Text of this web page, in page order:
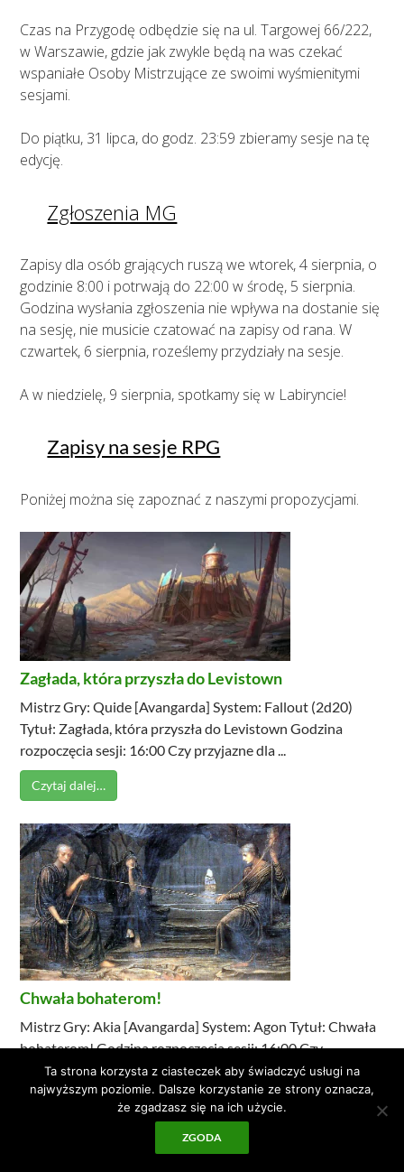
Czas na Przygodę odbędzie się na ul. Targowej 66/222,
w Warszawie, gdzie jak zwykle będą na was czekać
wspaniałe Osoby Mistrzujące ze swoimi wyśmienitymi
sesjami.
Do piątku, 31 lipca, do godz. 23:59 zbieramy sesje na tę
edycję.
Zgłoszenia MG
Zapisy dla osób grających ruszą we wtorek, 4 sierpnia, o
godzinie 8:00 i potrwają do 22:00 w środę, 5 sierpnia.
Godzina wysłania zgłoszenia nie wpływa na dostanie się
na sesję, nie musicie czatować na zapisy od rana. W
czwartek, 6 sierpnia, roześlemy przydziały na sesje.
A w niedzielę, 9 sierpnia, spotkamy się w Labiryncie!
Zapisy na sesje RPG
Poniżej można się zapoznać z naszymi propozycjami.
Zagłada, która przyszła do Levistown
Mistrz Gry: Quide [Avangarda] System: Fallout (2d20)
Tytuł: Zagłada, która przyszła do Levistown Godzina
rozpoczęcia sesji: 16:00 Czy przyjazne dla ...
Czytaj dalej…
Chwała bohaterom!
Mistrz Gry: Akia [Avangarda] System: Agon Tytuł: Chwała
bohaterom! Godzina rozpoczęcia sesji: 16:00 Czy
przyjazne dla początkujących: Tak, zapraszam wszystkich ...
Ta strona korzysta z ciasteczek aby świadczyć usługi na
najwyższym poziomie. Dalsze korzystanie ze strony oznacza,
że zgadzasz się na ich użycie.
ZGODA